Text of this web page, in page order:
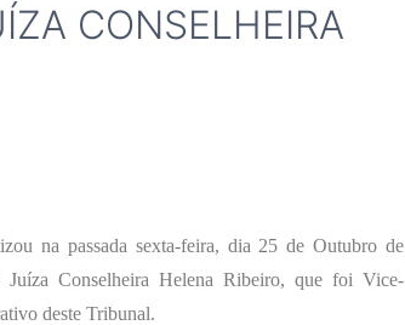
CONSELHEIRA
na passada sexta-feira, dia 25 de Outubro de
Conselheira Helena Ribeiro, que foi Vice-
deste Tribunal.